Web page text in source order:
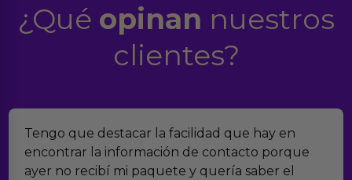
¿Qué opinan nuestros
clientes?
Tengo que destacar la facilidad que hay en
encontrar la información de contacto porque
ayer no recibí mi paquete y quería saber el